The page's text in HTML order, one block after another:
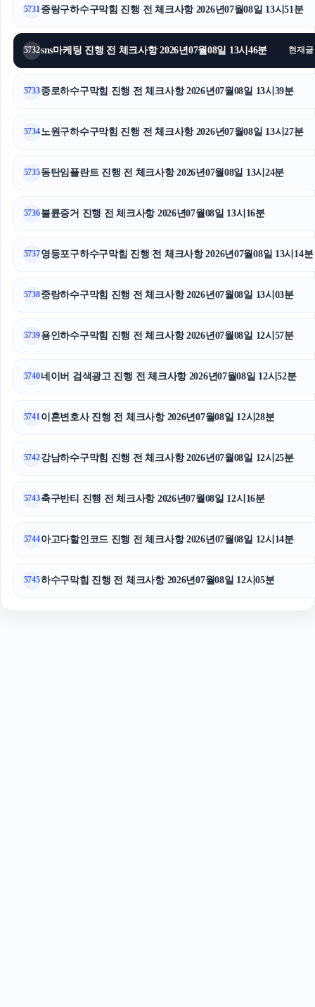
용산구하수구막힘
인스타 팔로워
대전이혼전문변호사
도봉구하수구막힘
톰티켓
5731중랑구하수구막힘 진행 전 체크사항 2026년07월08일 13시51분
5732sns마케팅 진행 전 체크사항 2026년07월08일 13시46분 현재글
5733종로하수구막힘 진행 전 체크사항 2026년07월08일 13시39분
5734 노원구하수구막힘 진행 전 체크사항 2026년07월08일 13시27분
5735동탄임플란트 진행 전 체크사항 2026년07월08일 13시24분
5736불륜증거 진행 전 체크사항 2026년07월08일 13시16분
5737영등포구하수구막힘 진행 전 체크사항 2026년07월08일 13시14분
5738중랑하수구막힘 진행 전 체크사항 2026년07월08일 13시03분
5739용인하수구막힘 진행 전 체크사항 2026년07월08일 12시57분
5740네이버 검색광고 진행 전 체크사항 2026년07월08일 12시52분
5741이혼변호사 진행 전 체크사항 2026년07월08일 12시28분
5742강남하수구막힘 진행 전 체크사항 2026년07월08일 12시25분
5743축구반티 진행 전 체크사항 2026년07월08일 12시16분
5744아고다할인코드 진행 전 체크사항 2026년07월08일 12시14분
5745하수구막힘 진행 전 체크사항 2026년07월08일 12시05분